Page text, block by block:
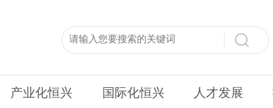
产业化恒兴 国际化恒兴 人才发展